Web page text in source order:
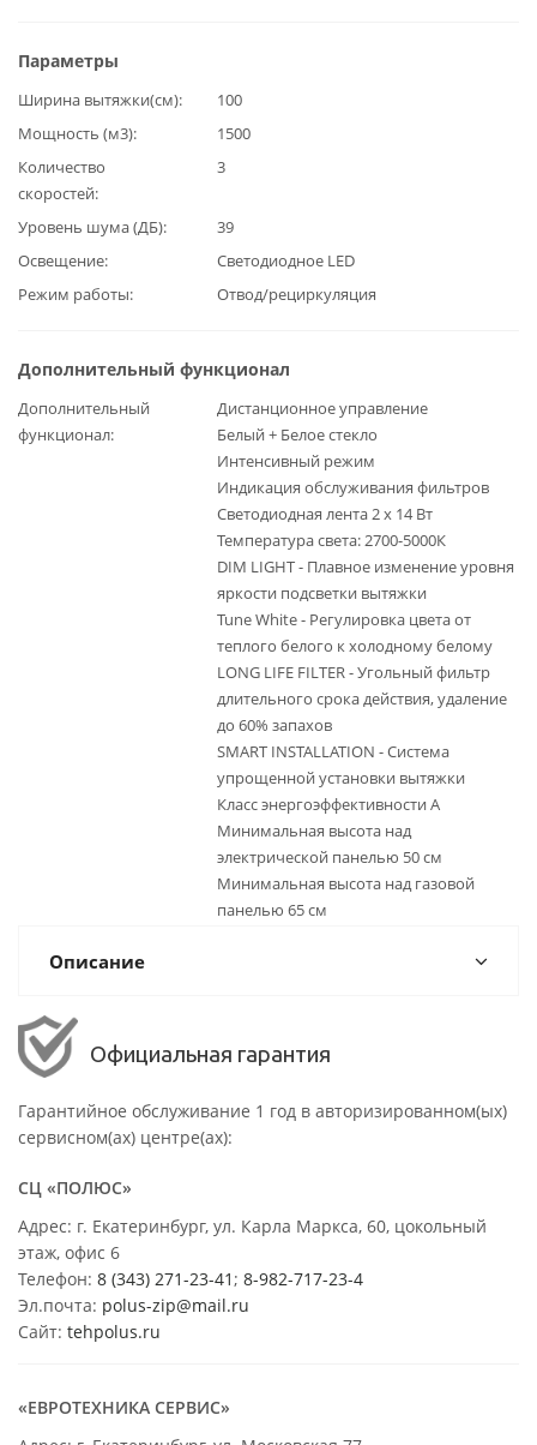
Параметры
Ширина вытяжки(см)
100
Мощность (м3)
1500
Количество
скоростей
3
Уровень шума (ДБ)
39
Освещение
Светодиодное LED
Режим работы
Отвод/рециркуляция
Дополнительный функционал
Дополнительный
функционал
Дистанционное управление
Белый + Белое стекло
Интенсивный режим
Индикация обслуживания фильтров
Светодиодная лента 2 x 14 Вт
Температура света: 2700-5000К
DIM LIGHT - Плавное изменение уровня
яркости подсветки вытяжки
Tune White - Регулировка цвета от
теплого белого к холодному белому
LONG LIFE FILTER - Угольный фильтр
длительного срока действия, удаление
до 60% запахов
SMART INSTALLATION - Система
упрощенной установки вытяжки
Класс энергоэффективности А
Минимальная высота над
электрической панелью 50 см
Минимальная высота над газовой
панелью 65 см
Описание
Официальная гарантия
Гарантийное обслуживание 1 год в авторизированном(ых)
сервисном(ах) центре(ах):
СЦ «ПОЛЮС»
Адрес: г. Екатеринбург, ул. Карла Маркса, 60, цокольный
этаж, офис 6
Телефон: 8 (343) 271-23-41; 8-982-717-23-4
Эл.почта: polus-zip@mail.ru
Сайт: tehpolus.ru
«ЕВРОТЕХНИКА СЕРВИС»